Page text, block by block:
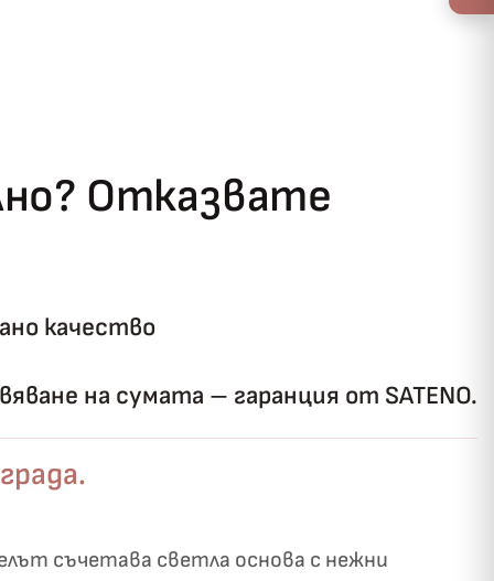
Отказвате
качество
на сумата – гаранция от SATENO.
съчетава светла основа с нежни